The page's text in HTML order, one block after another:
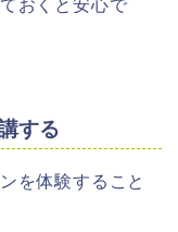
おくと安心で
する
を体験すること